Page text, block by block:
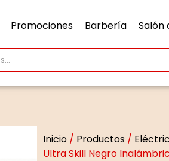
Promociones Barbería Salón
Inicio / Productos /
Ultra Skill Negro